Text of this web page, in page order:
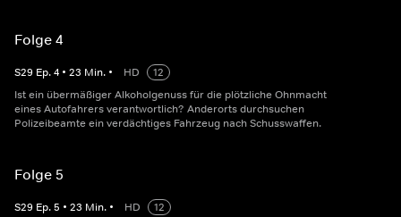
Folge 4
S29 Ep.4 • 23 Min. • HD
12
Ist ein übermäßiger Alkoholgenuss für die plötzliche Ohnmacht
eines Autofahrers verantwortlich? Anderorts durchsuchen
Polizeibeamte ein verdächtiges Fahrzeug nach Schusswaffen.
Folge 5
S29 Ep.5 • 23 Min. • HD
12